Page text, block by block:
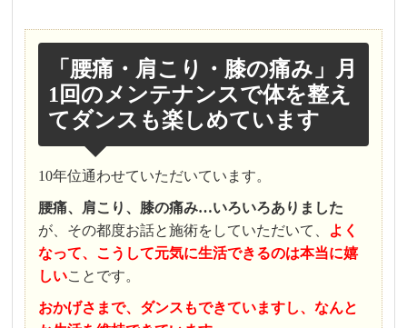
「腰痛・肩こり・膝の痛み」月
1回のメンテナンスで体を整え
てダンスも楽しめています
10年位通わせていただいています。
腰痛、肩こり、膝の痛み…いろいろありました
が、その都度お話と施術をしていただいて、
よく
なって、こうして元気に生活できるのは本当に嬉
しいことです。
おかげさまで、ダンスもできていますし、なんと